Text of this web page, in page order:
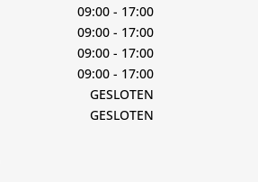
09:00 - 17:00
09:00 - 17:00
09:00 - 17:00
09:00 - 17:00
GESLOTEN
GESLOTEN